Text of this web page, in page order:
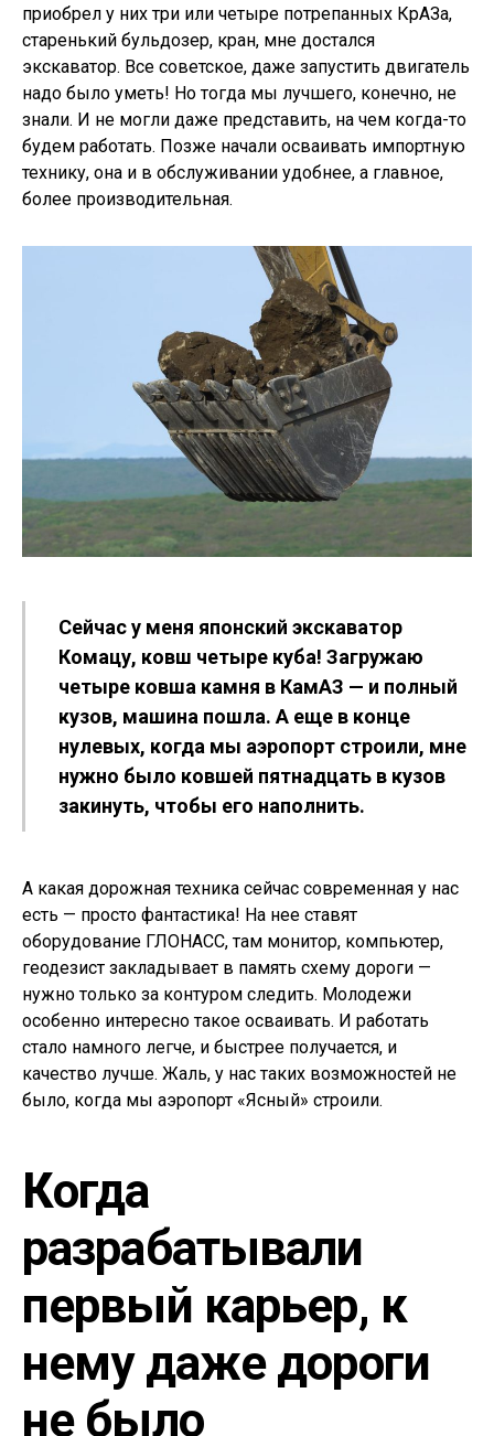
приобрел у них три или четыре потрепанных КрАЗа,
старенький бульдозер, кран, мне достался
экскаватор. Все советское, даже запустить двигатель
надо было уметь! Но тогда мы лучшего, конечно, не
знали. И не могли даже представить, на чем когда-то
будем работать. Позже начали осваивать импортную
технику, она и в обслуживании удобнее, а главное,
более производительная.
Сейчас у меня японский экскаватор
Комацу, ковш четыре куба! Загружаю
четыре ковша камня в КамАЗ — и полный
кузов, машина пошла. А еще в конце
нулевых, когда мы аэропорт строили, мне
нужно было ковшей пятнадцать в кузов
закинуть, чтобы его наполнить.
А какая дорожная техника сейчас современная у нас
есть — просто фантастика! На нее ставят
оборудование ГЛОНАСС, там монитор, компьютер,
геодезист закладывает в память схему дороги —
нужно только за контуром следить. Молодежи
особенно интересно такое осваивать. И работать
стало намного легче, и быстрее получается, и
качество лучше. Жаль, у нас таких возможностей не
было, когда мы аэропорт «Ясный» строили.
Когда
разрабатывали
первый карьер, к
нему даже дороги
не было